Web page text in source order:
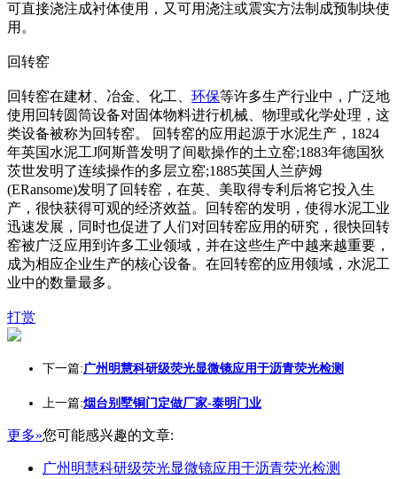
可直接浇注成衬体使用，又可用浇注或震实方法制成预制块使
用。
回转窑
回转窑在建材、冶金、化工、 环保等许多生产行业中，广泛地
使用回转圆筒设备对固体物料进行机械、物理或化学处理，这
类设备被称为回转窑。 回转窑的应用起源于水泥生产，1824
年英国水泥工J阿斯普发明了间歇操作的土立窑;1883年德国狄
茨世发明了连续操作的多层立窑;1885英国人兰萨姆
(ERansome)发明了回转窑，在英、美取得专利后将它投入生
产，很快获得可观的经济效益。回转窑的发明，使得水泥工业
迅速发展，同时也促进了人们对回转窑应用的研究，很快回转
窑被广泛应用到许多工业领域，并在这些生产中越来越重要，
成为相应企业生产的核心设备。在回转窑的应用领域，水泥工
业中的数量最多。
打赏
下一篇:广州明慧科研级荧光显微镜应用于沥青荧光检测
上一篇:烟台别墅铜门定做厂家-泰明门业
更多»您可能感兴趣的文章:
广州明慧科研级荧光显微镜应用于沥青荧光检测